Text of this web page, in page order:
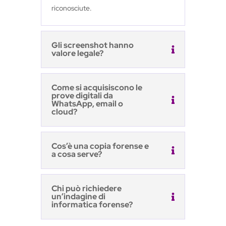
riconosciute.
Gli screenshot hanno
valore legale?
Come si acquisiscono le
prove digitali da
WhatsApp, email o
cloud?
Cos’è una copia forense e
a cosa serve?
Chi può richiedere
un’indagine di
informatica forense?